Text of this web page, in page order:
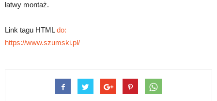
łatwy montaż.
Link tagu HTMLdo:
https://www.szumski.pl/